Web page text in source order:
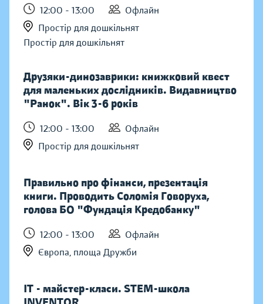
12:00 - 13:00
Офлайн
Простір для дошкільнят
Простір для дошкільнят
Друзяки-динозаврики: книжковий квест
для маленьких дослідників. Видавництво
"Ранок". Вік 3-6 років
12:00 - 13:00
Офлайн
Простір для дошкільнят
Правильно про фінанси, презентація
книги. Проводить Соломія Говоруха,
голова БО "Фундація Кредобанку"
12:00 - 13:00
Офлайн
Європа, площа Дружби
IT - майстер-класи. STEM-школа